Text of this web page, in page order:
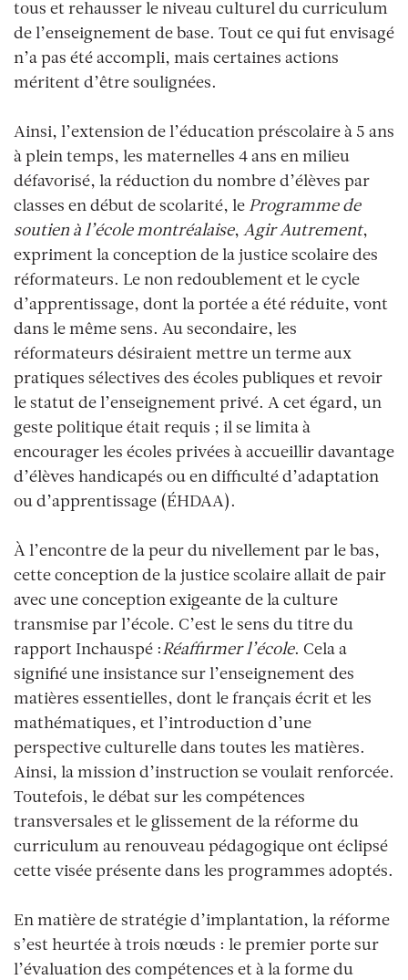
tous et rehausser le niveau culturel du curriculum
de l’enseignement de base. Tout ce qui fut envisagé
n’a pas été accompli, mais certaines actions
méritent d’être soulignées.
Ainsi, l’extension de l’éducation préscolaire à 5 ans
à plein temps, les maternelles 4 ans en milieu
défavorisé, la réduction du nombre d’élèves par
classes en début de scolarité, le Programme de
soutien à l’école montréalaise, Agir Autrement,
expriment la conception de la justice scolaire des
réformateurs. Le non redoublement et le cycle
d’apprentissage, dont la portée a été réduite, vont
dans le même sens. Au secondaire, les
réformateurs désiraient mettre un terme aux
pratiques sélectives des écoles publiques et revoir
le statut de l’enseignement privé. A cet égard, un
geste politique était requis ; il se limita à
encourager les écoles privées à accueillir davantage
d’élèves handicapés ou en difficulté d’adaptation
ou d’apprentissage (ÉHDAA).
À l’encontre de la peur du nivellement par le bas,
cette conception de la justice scolaire allait de pair
avec une conception exigeante de la culture
transmise par l’école. C’est le sens du titre du
rapport Inchauspé :Réaffirmer l’école. Cela a
signifié une insistance sur l’enseignement des
matières essentielles, dont le français écrit et les
mathématiques, et l’introduction d’une
perspective culturelle dans toutes les matières.
Ainsi, la mission d’instruction se voulait renforcée.
Toutefois, le débat sur les compétences
transversales et le glissement de la réforme du
curriculum au renouveau pédagogique ont éclipsé
cette visée présente dans les programmes adoptés.
En matière de stratégie d’implantation, la réforme
s’est heurtée à trois nœuds : le premier porte sur
l’évaluation des compétences et à la forme du